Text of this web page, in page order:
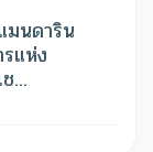
นดาริน
แห่ง
...